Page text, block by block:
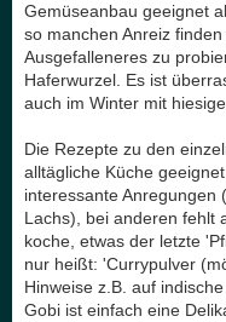
Gemüseanbau geeignet
so manchen Anreiz
Ausgefalleneres zu
Haferwurzel. Es ist
auch im Winter mit
Die Rezepte zu den
alltägliche Küche
interessante Anregungen
Lachs), bei anderen fehlt
koche, etwas der letzte
nur heißt: 'Currypulver
Hinweise z.B. auf
Gobi ist einfach eine